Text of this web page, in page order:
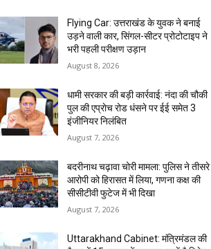
Flying Car: उत्तराखंड के युवक ने बनाई
उड़ने वाली कार, सिंगल-सीटर प्रोटोटाइप ने
भरी पहली परीक्षण उड़ान
August 8, 2026
धामी सरकार की बड़ी कार्रवाई: नंदा की चौकी
पुल की एप्राेच रोड धंसने पर ईई समेत 3
इंजीनियर निलंबित
August 7, 2026
बदरीनाथ चढ़ावा चोरी मामला: पुलिस ने तीसरे
आरोपी को हिरासत में लिया, गणना कक्ष की
सीसीटीवी फुटेज में भी दिखा
August 7, 2026
Uttarakhand Cabinet: मंत्रिमंडल की